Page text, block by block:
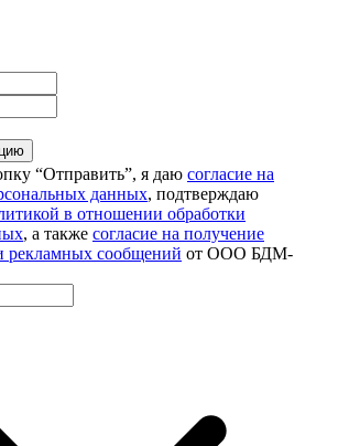
“Отправить”, я даю согласие на
данных, подтверждаю
в отношении обработки
, а также согласие на получение
сообщений от ООО БДМ-